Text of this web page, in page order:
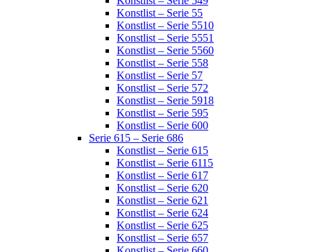
Konstlist – Serie 55
Konstlist – Serie 5510
Konstlist – Serie 5551
Konstlist – Serie 5560
Konstlist – Serie 558
Konstlist – Serie 57
Konstlist – Serie 572
Konstlist – Serie 5918
Konstlist – Serie 595
Konstlist – Serie 600
Serie 615 – Serie 686
Konstlist – Serie 615
Konstlist – Serie 6115
Konstlist – Serie 617
Konstlist – Serie 620
Konstlist – Serie 621
Konstlist – Serie 624
Konstlist – Serie 625
Konstlist – Serie 657